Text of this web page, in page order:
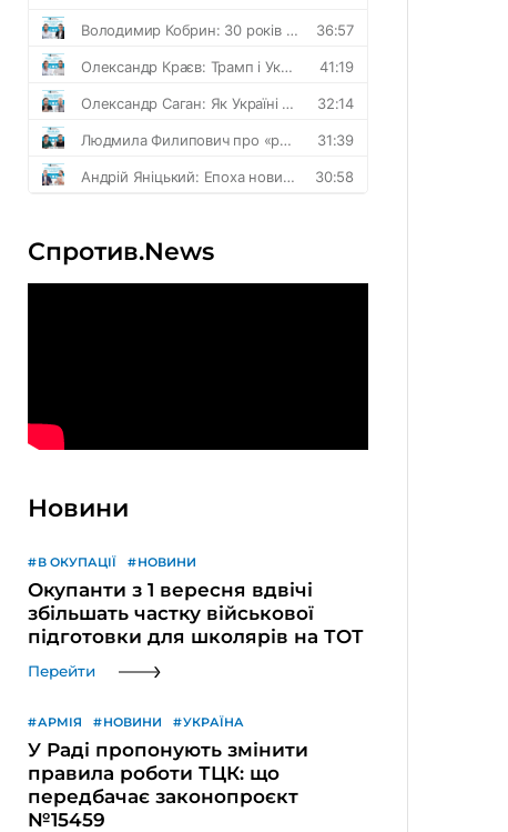
Спротив.News
Новини
В ОКУПАЦІЇ НОВИНИ
Окупанти з 1 вересня вдвічі
збільшать частку військової
підготовки для школярів на ТОТ
Перейти
АРМІЯ НОВИНИ УКРАЇНА
У Раді пропонують змінити
правила роботи ТЦК: що
передбачає законопроєкт
№15459